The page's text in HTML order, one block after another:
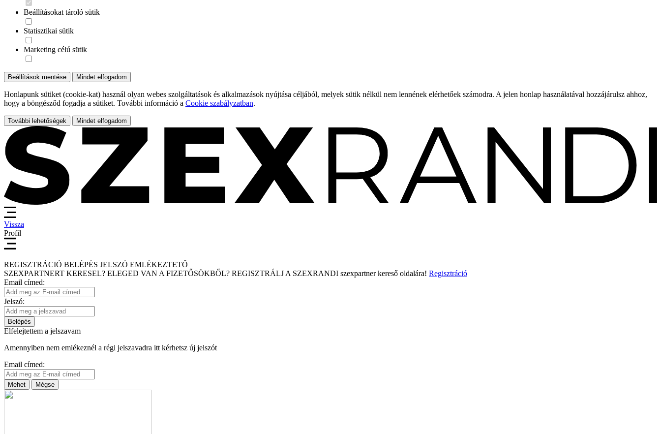
Beállításokat tároló sütik
Statisztikai sütik
Marketing célú sütik
Beállítások mentése Mindet elfogadom
Honlapunk sütiket (cookie-kat) használ olyan webes szolgáltatások és alkalmazások nyújtása céljából, melyek sütik nélkül nem lennének elérhetőek számodra. A jelen honlap használatával hozzájárulsz ahhoz,
hogy a böngésződ fogadja a sütiket. További információ a Cookie szabályzatban.
További lehetőségek Mindet elfogadom
Vissza
Profil
REGISZTRÁCIÓ BELÉPÉS JELSZÓ EMLÉKEZTETŐ
SZEXPARTNERT KERESEL? ELEGED VAN A FIZETŐSÖKBŐL? REGISZTRÁLJ A SZEXRANDI szexpartner kereső oldalára! Regisztráció
Email címed:
Jelszó:
Belépés
Elfelejtettem a jelszavam
Amennyiben nem emlékeznél a régi jelszavadra itt kérhetsz új jelszót
Email címed:
Mehet Mégse